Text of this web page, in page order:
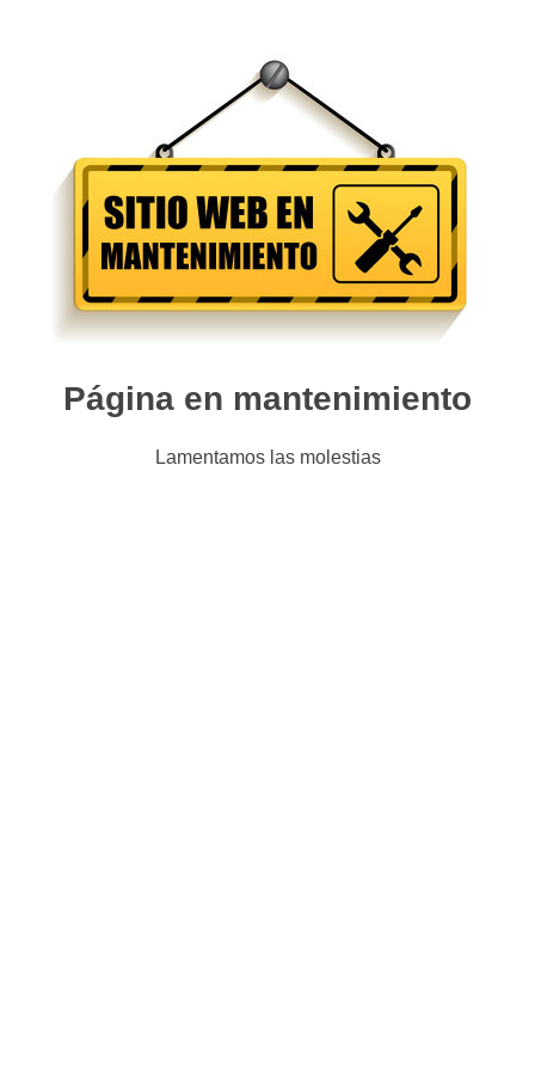
Página en mantenimiento
Lamentamos las molestias